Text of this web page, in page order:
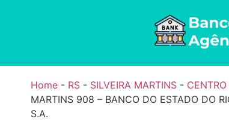
Home- RS- SILVEIRA MARTINS- CENTRO
MARTINS 908 – BANCO DO ESTADO DO
S.A.